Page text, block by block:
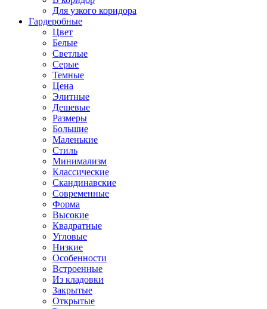
Для узкого коридора
Гардеробные
Цвет
Белые
Светлые
Серые
Темные
Цена
Элитные
Дешевые
Размеры
Большие
Маленькие
Стиль
Минимализм
Классические
Скандинавские
Современные
Форма
Высокие
Квадратные
Угловые
Низкие
Особенности
Встроенные
Из кладовки
Закрытые
Открытые